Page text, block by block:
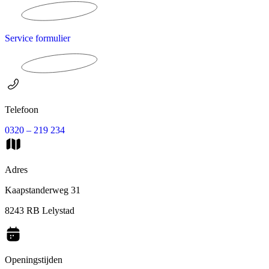
Service formulier
Telefoon
0320 – 219 234
Adres
Kaapstanderweg 31
8243 RB Lelystad
Openingstijden